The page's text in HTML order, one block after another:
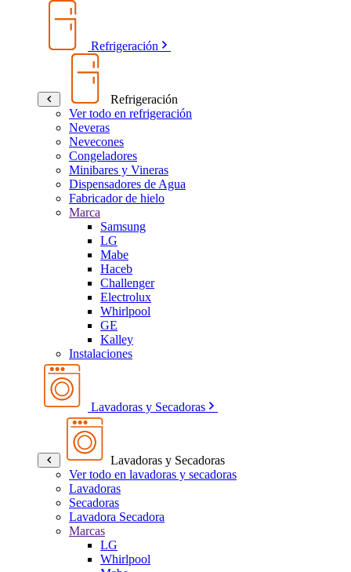
Refrigeración
Refrigeración
Ver todo en refrigeración
Neveras
Nevecones
Congeladores
Minibares y Vineras
Dispensadores de Agua
Fabricador de hielo
Marca
Samsung
LG
Mabe
Haceb
Challenger
Electrolux
Whirlpool
GE
Kalley
Instalaciones
Lavadoras y Secadoras
Lavadoras y Secadoras
Ver todo en lavadoras y secadoras
Lavadoras
Secadoras
Lavadora Secadora
Marcas
LG
Whirlpool